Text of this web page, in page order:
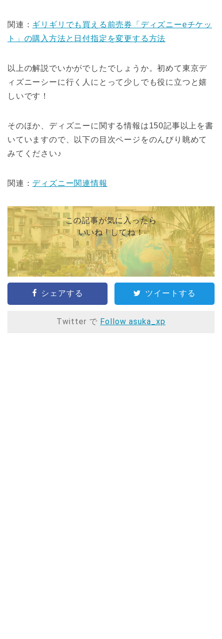
関連： ギリギリでも買える前売券「ディズニーeチケッ
ト」の購入方法と日付指定を変更する方法
以上の解説でいかがでしたでしょうか。初めて東京デ
ィズニーシーに行く人にとって少しでも役に立つと嬉
しいです！
そのほか、ディズニーに関する情報は150記事以上を書
いていますので、以下の目次ページをのんびり眺めて
みてください♪
関連： ディズニー関連情報
この記事が気に入ったら
いいね ! してね！
シェアする ツイートする
Twitter で Follow asuka_xp